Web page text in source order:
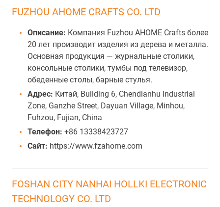
FUZHOU AHOME CRAFTS CO. LTD
Описание: Компания Fuzhou AHOME Crafts более
20 лет производит изделия из дерева и металла.
Основная продукция — журнальные столики,
консольные столики, тумбы под телевизор,
обеденные столы, барные стулья.
Адрес: Китай, Building 6, Chendianhu Industrial
Zone, Ganzhe Street, Dayuan Village, Minhou,
Fuhzou, Fujian, China
Телефон: +86 13338423727
Сайт: https://www.fzahome.com
FOSHAN CITY NANHAI HOLLKI ELECTRONIC
TECHNOLOGY CO. LTD